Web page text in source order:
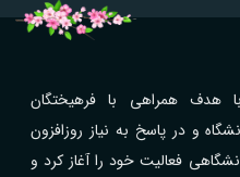
مترجمین در سال 1393 با هدف همراهی با فرهیختگان
و در پاسخ به نیاز روزافزون
فعالیت خود را آغاز کرد و